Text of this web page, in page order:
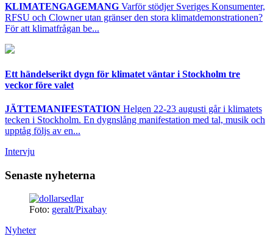
KLIMATENGAGEMANG Varför stödjer Sveriges Konsumenter,
RFSU och Clowner utan gränser den stora klimatdemonstrationen?
För att klimatfrågan be...
Ett händelserikt dygn för klimatet väntar i Stockholm tre
veckor före valet
JÄTTEMANIFESTATION Helgen 22-23 augusti går i klimatets
tecken i Stockholm. En dygnslång manifestation med tal, musik och
upptåg följs av en...
Intervju
Senaste nyheterna
Foto: geralt/Pixabay
Nyheter